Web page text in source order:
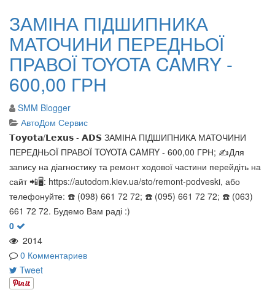
ЗАМІНА ПІДШИПНИКА
МАТОЧИНИ ПЕРЕДНЬОЇ
ПРАВОЇ TOYOTA CAMRY -
600,00 ГРН
SMM Blogger
АвтоДом Сервис
𝗧𝗼𝘆𝗼𝘁𝗮/𝗟𝗲𝘅𝘂𝘀 - 𝗔𝗗𝗦 ЗАМІНА ПІДШИПНИКА МАТОЧИНИ
ПЕРЕДНЬОЇ ПРАВОЇ TOYOTA CAMRY - 600,00 ГРН; ✍️Для
запису на діагностику та ремонт ходової частини перейдіть на
сайт 📲🖥: https://autodom.kiev.ua/sto/remont-podveski, або
телефонуйте: ☎️ (098) 661 72 72; ☎️ (095) 661 72 72; ☎️ (063)
661 72 72. Будемо Вам раді :)
0
2014
0 Комментариев
Tweet